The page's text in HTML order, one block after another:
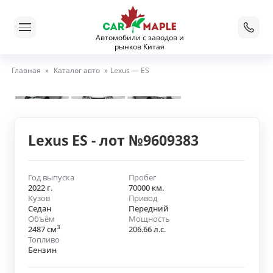
Автомобили с заводов и
рынков Китая
Главная » Каталог авто » Lexus — ES
Lexus ES - лот №9609383
Год выпуска
2022 г.
Пробег
70000 км.
Кузов
Седан
Привод
Передний
Объём
2487 см3
Мощность
206.66 л.с.
Топливо
Бензин